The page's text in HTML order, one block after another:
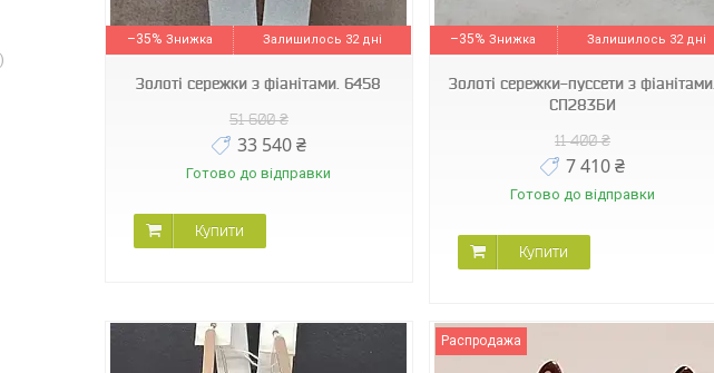
–35%
Залишилось 32 дні
Золоті сережки з фіанітами. 6458
51 600 ₴
33 540 ₴
Готово до відправки
Купити
СП283БИ
–35%
Залишилось 32 дні
Золоті сережки-пуссети з фіанітами.
СП283БИ
11 400 ₴
7 410 ₴
Готово до відправки
Купити
Распродажа